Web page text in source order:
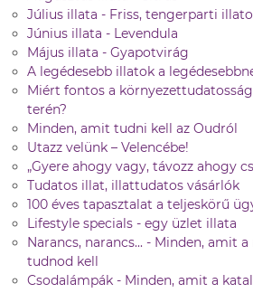
Július illata - Friss, tengerparti
Június illata - Levendula
Május illata - Gyapotvirág
A legédesebb illatok a
Miért fontos a
terén?
Minden, amit tudni kell az Oudról
Utazz velünk – Velencébe!
„Gyere ahogy vagy, távozz ahogy
Tudatos illat, illattudatos vásárlók
100 éves tapasztalat a teljeskörű
Lifestyle specials - egy üzlet illata
Narancs, narancs... - Minden, amit
tudnod kell
Csodalámpák - Minden, amit a